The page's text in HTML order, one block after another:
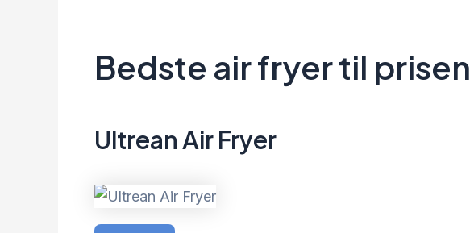
Bedste air fryer til prisen
Ultrean Air Fryer